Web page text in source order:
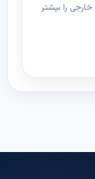
را بیشتر